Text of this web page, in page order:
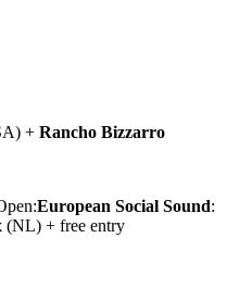
+ Rancho Bizzarro
European Social Sound:
(NL) + free entry